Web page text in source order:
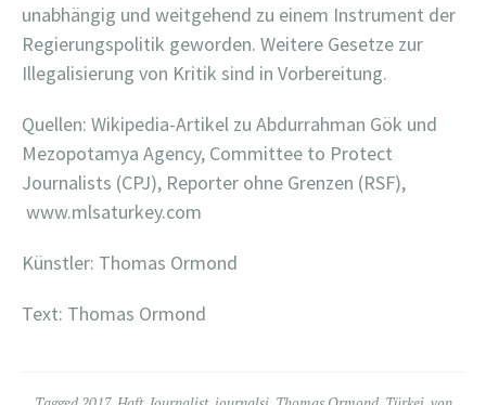
unabhängig und weitgehend zu einem Instrument der
Regierungspolitik geworden. Weitere Gesetze zur
Illegalisierung von Kritik sind in Vorbereitung.
Quellen: Wikipedia-Artikel zu Abdurrahman Gök und
Mezopotamya Agency, Committee to Protect
Journalists (CPJ), Reporter ohne Grenzen (RSF),
www.mlsaturkey.com
Künstler: Thomas Ormond
Text: Thomas Ormond